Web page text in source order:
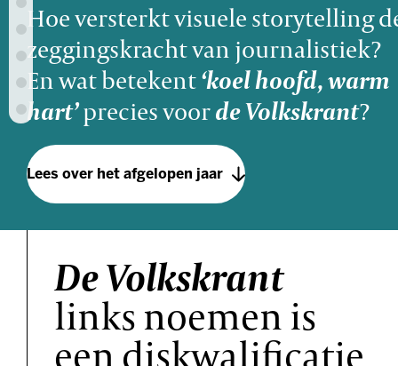
Hoe versterkt visuele storytelling
zeggingskracht van journalistiek?
En wat betekent‘koel hoofd, warm
hart’precies voorde Volkskrant?
Lees over het afgelopen jaar
De Volkskrant
links noemen is
een diskwalificatie